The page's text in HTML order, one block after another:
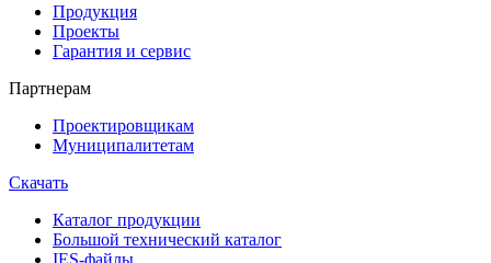
Продукция
Проекты
Гарантия и сервис
Партнерам
Проектировщикам
Муниципалитетам
Скачать
Каталог продукции
Большой технический каталог
IES-файлы